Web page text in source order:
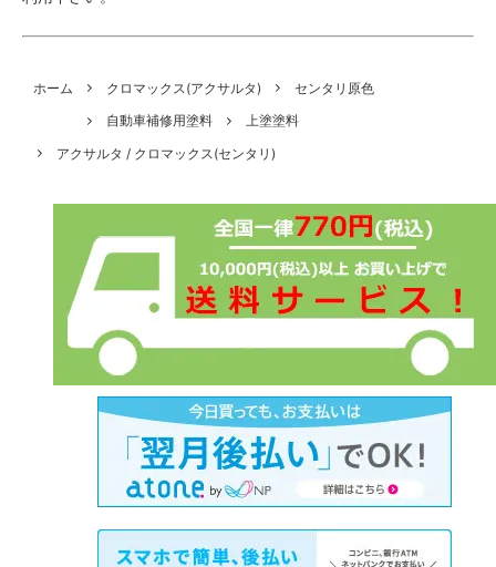
ホーム クロマックス(アクサルタ)
センタリ原色
自動車補修用塗料
上塗塗料
アクサルタ / クロマックス(センタリ)